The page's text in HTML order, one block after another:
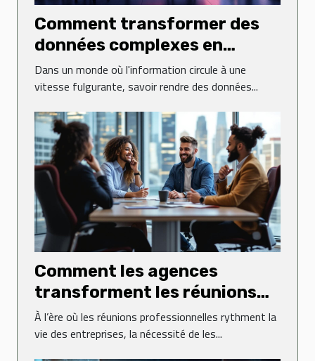
Comment transformer des
données complexes en
présentations visuelles
captivantes ?
Dans un monde où l'information circule à une
vitesse fulgurante, savoir rendre des données...
Comment les agences
transforment les réunions
professionnelles en
expériences réussies ?
À l’ère où les réunions professionnelles rythment la
vie des entreprises, la nécessité de les...